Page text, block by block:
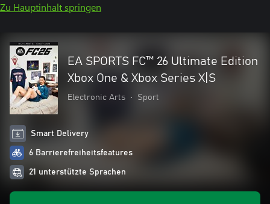
Zu Hauptinhalt springen
EA SPORTS FC™ 26 Ultimate Edition
Xbox One & Xbox Series X|S
Electronic Arts • Sport
Smart Delivery
6 Barrierefreiheitsfeatures
21 unterstützte Sprachen